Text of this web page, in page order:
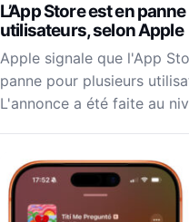
L’App Store est en
utilisateurs, selon Apple
Apple signale que l'App
panne pour plusieurs
L'annonce a été faite au